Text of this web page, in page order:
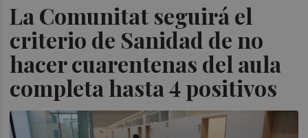
La Comunitat seguirá el
criterio de Sanidad de no
hacer cuarentenas del aula
completa hasta 4 positivos